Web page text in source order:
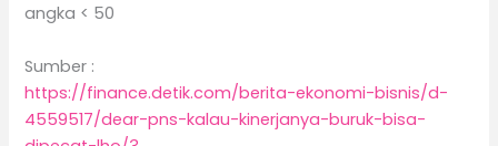
angka < 50
Sumber :
https://finance.detik.com/berita-ekonomi-bisnis/d-
4559517/dear-pns-kalau-kinerjanya-buruk-bisa-